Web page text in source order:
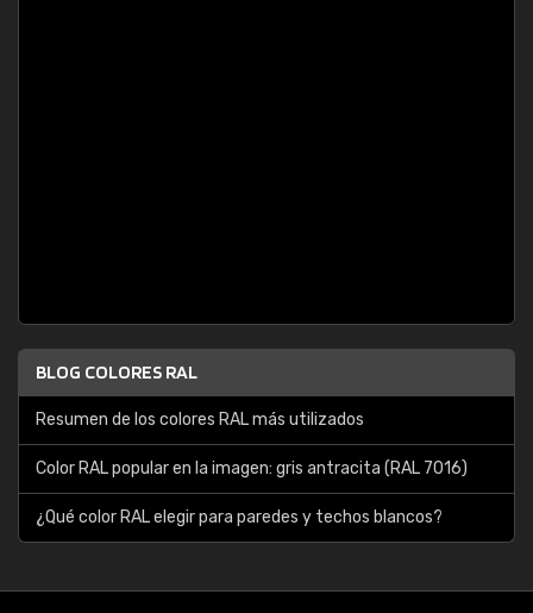
BLOG COLORES RAL
Resumen de los colores RAL más utilizados
Color RAL popular en la imagen: gris antracita (RAL 7016)
¿Qué color RAL elegir para paredes y techos blancos?